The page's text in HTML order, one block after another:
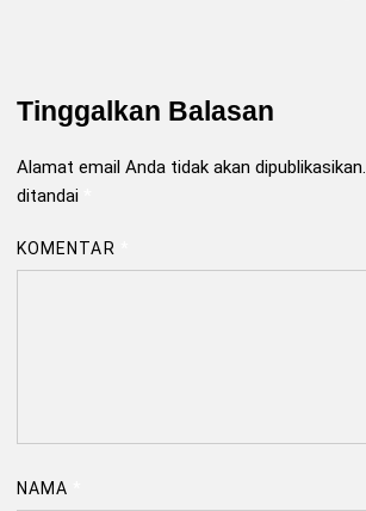
Tinggalkan Balasan
Alamat email Anda tidak akan dipublikasikan.
ditandai
KOMENTAR
NAMA